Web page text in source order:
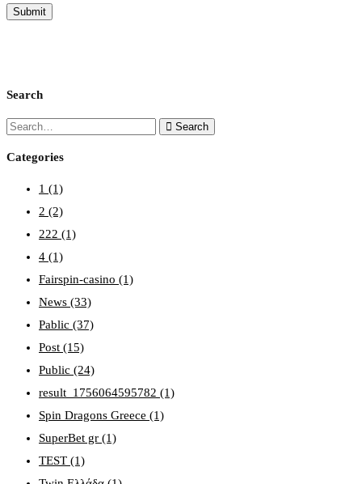
Search
Search
Categories
1 (1)
2 (2)
222 (1)
4 (1)
Fairspin-casino (1)
News (33)
Pablic (37)
Post (15)
Public (24)
result_1756064595782 (1)
Spin Dragons Greece (1)
SuperBet gr (1)
TEST (1)